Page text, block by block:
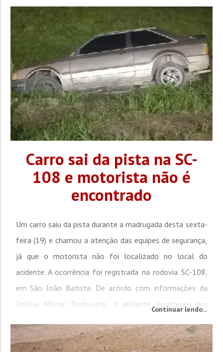
dormindo, acordasse. Diante do risco iminente à...
Carro sai da pista na SC-
108 e motorista não é
encontrado
Um carro saiu da pista durante a madrugada desta sexta-
feira (19) e chamou a atenção das equipes de segurança,
já que o motorista não foi localizado no local do
acidente. A ocorrência foi registrada na rodovia SC-108,
em São João Batista. De acordo com informações da
Polícia Militar Rodoviária, o acidente aconteceu por
localidade de Krequer. O veículo...
Continuar lendo...